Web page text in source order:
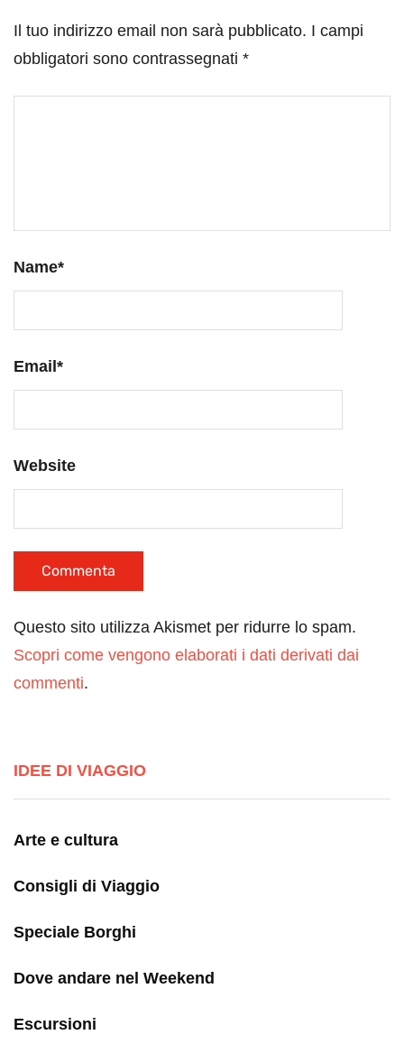
Il tuo indirizzo email non sarà pubblicato. I campi
obbligatori sono contrassegnati *
Name*
Email *
Website
Questo sito utilizza Akismet per ridurre lo spam.
Scopri come vengono elaborati i dati derivati dai
commenti.
IDEE DI VIAGGIO
Arte e cultura
Consigli di Viaggio
Speciale Borghi
Dove andare nel Weekend
Escursioni